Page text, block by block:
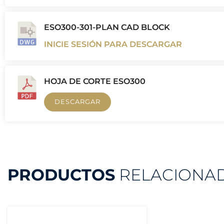
ESO300-301-PLAN CAD BLOCK
INICIE SESIÓN PARA DESCARGAR
HOJA DE CORTE ESO300
DESCARGAR
PRODUCTOS